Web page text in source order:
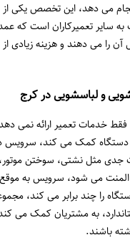
می دهد، این تخصص یکی
سایر تعمیرکاران است که
آن را می دهند و هزینه زیادی
و لباسشویی در کرج
خدمات تعمیر ارائه نمی
کمک می کند، سرویس
جدی مثل نشتی، سوختن
می شود، سرویس به موقع
را چند برابر می کند،
به مشتریان کمک می
باشند.